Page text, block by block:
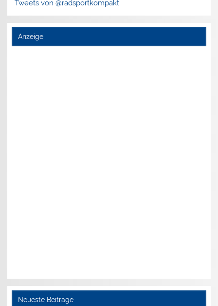
Tweets von @radsportkompakt
Anzeige
Neueste Beiträge